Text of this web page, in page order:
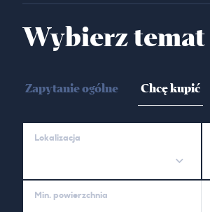
Wybierz
Zapytanie ogólne Chcę kupić
Lokalizacja
Min. powierzchnia